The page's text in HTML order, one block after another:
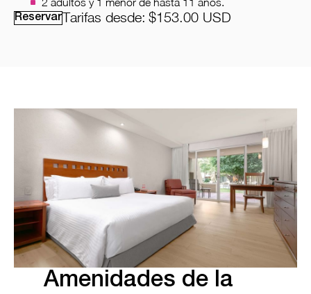
ReservarTarifas desde: $153.00 USD
Amenidades de la